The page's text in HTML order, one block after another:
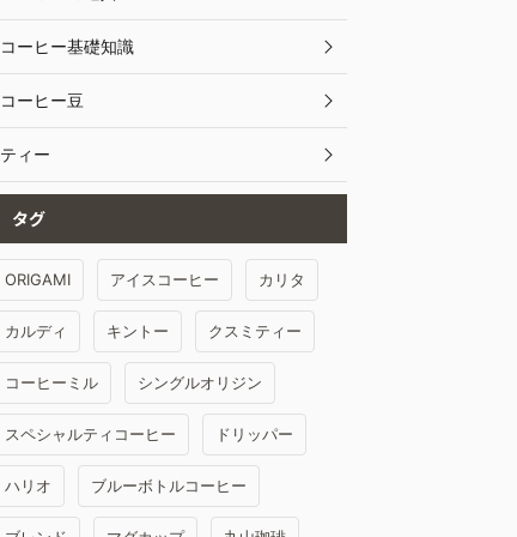
コーヒー基礎知識
コーヒー豆
ティー
タグ
ORIGAMI アイスコーヒー カリタ
カルディ キントー クスミティー
コーヒーミル シングルオリジン
スペシャルティコーヒー ドリッパー
ハリオ ブルーボトルコーヒー